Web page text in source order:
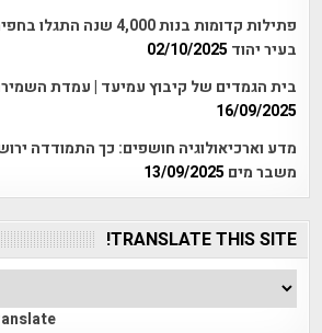
פתילות קדומות בנות
בעיר יהוד 02/10/2025
בית הגמדים של קיבוץ עמיעד | עמדת
16/09/2025
מדע וארכיאולוגיה חושפים: כך התמודדה
משבר מים 13/09/2025
TRANSLATE THIS SITE!